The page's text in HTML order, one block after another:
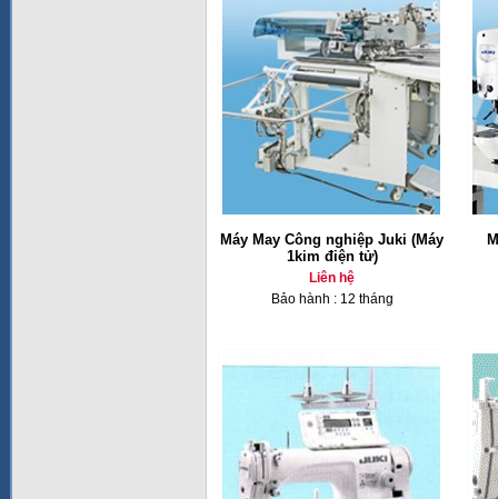
Máy May Công nghiệp Juki (Máy
1kim điện tử)
Liên hệ
Bảo hành : 12 tháng